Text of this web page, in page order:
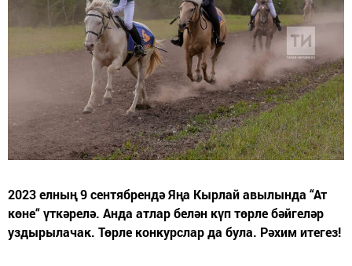
2023 елның 9 сентябрендә Яңа Кырлай авылында “Ат
көне“ үткәрелә. Анда атлар белән күп төрле бәйгеләр
уздырылачак. Төрле конкурслар да була. Рәхим итегез!